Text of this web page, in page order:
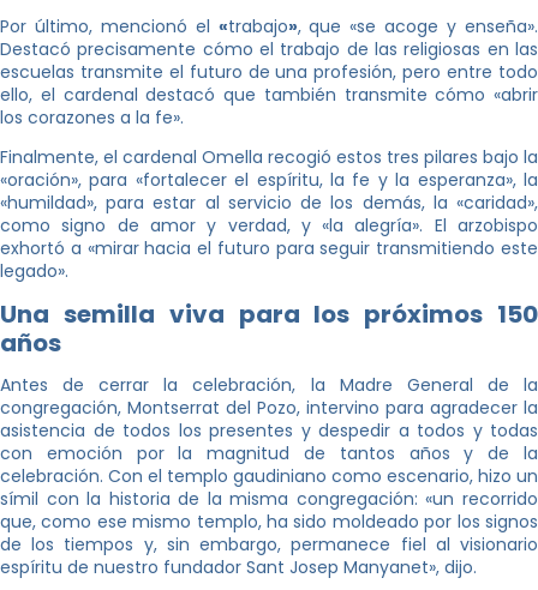
Por último, mencionó el «trabajo», que «se acoge y enseña».
Destacó precisamente cómo el trabajo de las religiosas en las
escuelas transmite el futuro de una profesión, pero entre todo
ello, el cardenal destacó que también transmite cómo «abrir
los corazones a la fe».
Finalmente, el cardenal Omella recogió estos tres pilares bajo la
«oración», para «fortalecer el espíritu, la fe y la esperanza», la
«humildad», para estar al servicio de los demás, la «caridad»,
como signo de amor y verdad, y «la alegría». El arzobispo
exhortó a «mirar hacia el futuro para seguir transmitiendo este
legado».
Una semilla viva para los próximos 150
años
Antes de cerrar la celebración, la Madre General de la
congregación, Montserrat del Pozo, intervino para agradecer la
asistencia de todos los presentes y despedir a todos y todas
con emoción por la magnitud de tantos años y de la
celebración. Con el templo gaudiniano como escenario, hizo un
símil con la historia de la misma congregación: «un recorrido
que, como ese mismo templo, ha sido moldeado por los signos
de los tiempos y, sin embargo, permanece fiel al visionario
espíritu de nuestro fundador Sant Josep Manyanet», dijo.